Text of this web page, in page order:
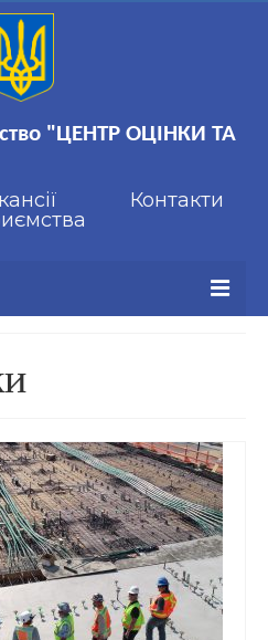
"ЦЕНТР ОЦІНКИ ТА
Контакти